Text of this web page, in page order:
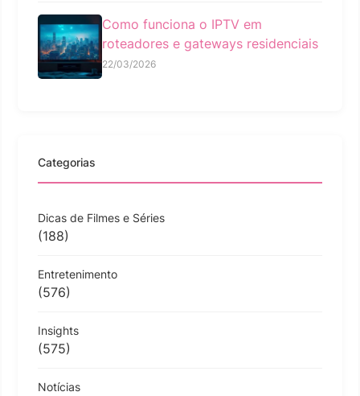
Como funciona o IPTV em
roteadores e gateways residenciais
22/03/2026
Categorias
Dicas de Filmes e Séries
(188)
Entretenimento
(576)
Insights
(575)
Notícias